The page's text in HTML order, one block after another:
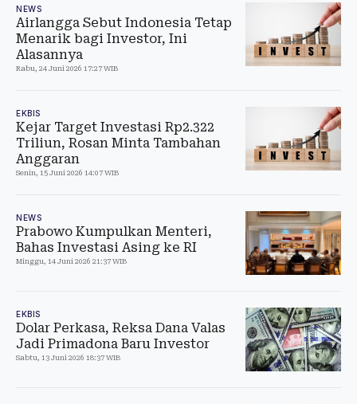
NEWS
Airlangga Sebut Indonesia Tetap
Menarik bagi Investor, Ini
Alasannya
Rabu, 24 Juni 2026 17:27 WIB
EKBIS
Kejar Target Investasi Rp2.322
Triliun, Rosan Minta Tambahan
Anggaran
Senin, 15 Juni 2026 14:07 WIB
NEWS
Prabowo Kumpulkan Menteri,
Bahas Investasi Asing ke RI
Minggu, 14 Juni 2026 21:37 WIB
EKBIS
Dolar Perkasa, Reksa Dana Valas
Jadi Primadona Baru Investor
Sabtu, 13 Juni 2026 18:37 WIB